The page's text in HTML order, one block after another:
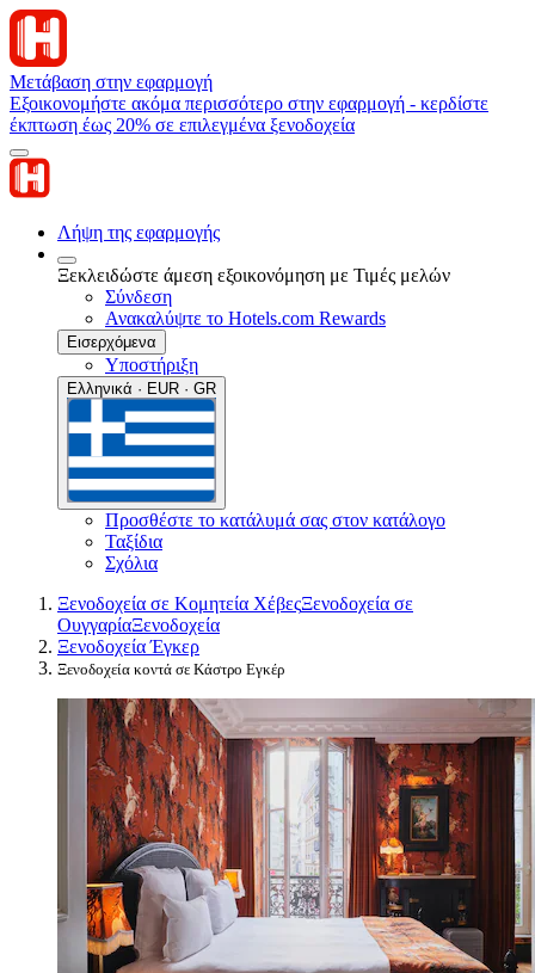
Μετάβαση στην εφαρμογή
Εξοικονομήστε ακόμα περισσότερο στην εφαρμογή - κερδίστε
έκπτωση έως 20% σε επιλεγμένα ξενοδοχεία
Λήψη της εφαρμογής
Ξεκλειδώστε άμεση εξοικονόμηση με Τιμές μελών
Σύνδεση
Ανακαλύψτε το Hotels.com Rewards
Εισερχόμενα
Υποστήριξη
Ελληνικά · EUR · GR
Προσθέστε το κατάλυμά σας στον κατάλογο
Ταξίδια
Σχόλια
Ξενοδοχεία σε Κομητεία ΧέβεςΞενοδοχεία σε
ΟυγγαρίαΞενοδοχεία
Ξενοδοχεία Έγκερ
Ξενοδοχεία κοντά σε Κάστρο Εγκέρ